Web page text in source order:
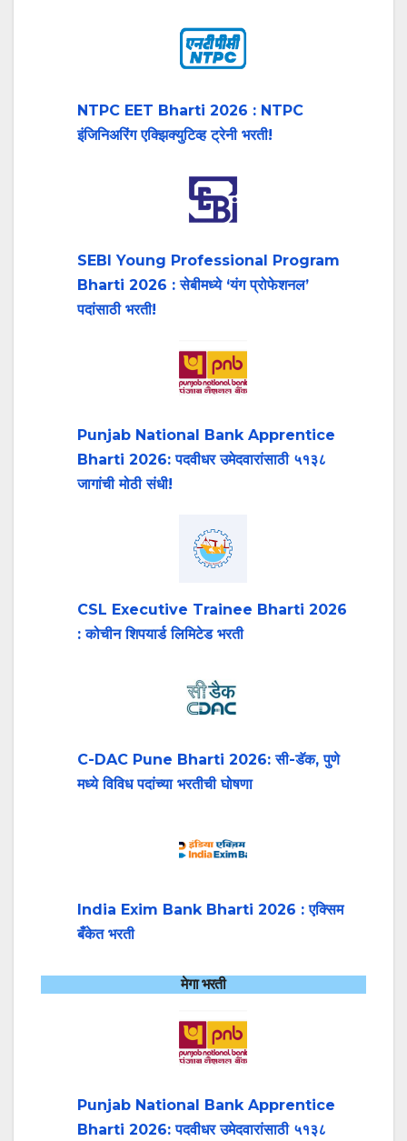
NTPC EET Bharti 2026 : NTPC
इंजिनिअरिंग एक्झिक्युटिव्ह ट्रेनी भरती!
SEBI Young Professional Program
Bharti 2026 : सेबीमध्ये ‘यंग प्रोफेशनल’
पदांसाठी भरती!
Punjab National Bank Apprentice
Bharti 2026: पदवीधर उमेदवारांसाठी ५१३८
जागांची मोठी संधी!
CSL Executive Trainee Bharti 2026
: कोचीन शिपयार्ड लिमिटेड भरती
C-DAC Pune Bharti 2026: सी-डॅक, पुणे
मध्ये विविध पदांच्या भरतीची घोषणा
India Exim Bank Bharti 2026 : एक्सिम
बँकेत भरती
मेगा भरती
Punjab National Bank Apprentice
Bharti 2026: पदवीधर उमेदवारांसाठी ५१३८